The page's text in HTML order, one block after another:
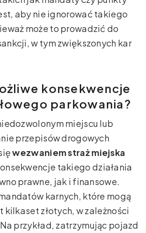
aby nie ignorować takiego
może to prowadzić do
w tym zwiększonych kar
konsekwencje
parkowania?
miejscu lub
przepisów drogowych
wezwaniem straż miejska
takiego działania
prawne, jak i finansowe.
karnych, które mogą
kilkaset złotych, w zależności
przykład, zatrzymując pojazd